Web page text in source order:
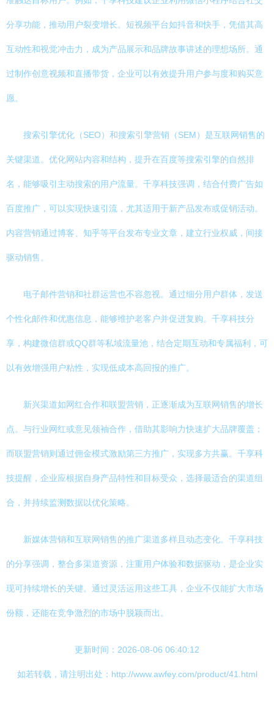
分享功能，推动用户裂变增长。短视频平台如抖音和快手，凭借其高
互动性和视觉冲击力，成为产品展示和品牌故事讲述的理想场所。通
过制作创意视频和直播带货，企业可以有效提升用户参与度和购买意
愿。
搜索引擎优化（SEO）和搜索引擎营销（SEM）是互联网销售的
关键渠道。优化网站内容和结构，提升在百度等搜索引擎的自然排
名，能够吸引主动搜索的用户流量。千享科技强调，结合付费广告如
百度推广，可以实现快速引流，尤其适用于新产品发布或促销活动。
内容营销通过博客、知乎等平台发布专业文章，建立行业权威，间接
驱动销售。
电子邮件营销和社群运营也不容忽视。通过细分用户群体，发送
个性化邮件和优惠信息，能够维护老客户并促进复购。千享科技分
享，构建微信群或QQ群等私域流量池，结合定期互动和专属福利，可
以有效增强用户粘性，实现低成本高回报的推广。
新兴渠道如网红合作和联盟营销，正逐渐成为互联网销售的增长
点。与行业网红或意见领袖合作，借助其影响力快速扩大品牌覆盖；
而联盟营销则通过佣金模式激励第三方推广，实现多方共赢。千享科
技提醒，企业应根据自身产品特性和目标受众，选择最适合的渠道组
合，并持续监测数据以优化策略。
新媒体营销和互联网销售的推广渠道多样且动态变化。千享科技
的分享强调，整合多渠道资源，注重用户体验和数据驱动，是企业实
现可持续增长的关键。通过灵活运用这些工具，企业不仅能扩大市场
份额，还能在竞争激烈的市场中脱颖而出。
更新时间：2026-08-06 06:40:12
如若转载，请注明出处：http://www.awfey.com/product/41.html